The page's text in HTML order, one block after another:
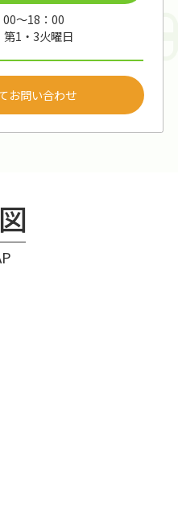
～18：00
第1・3火曜日
お問い合わせ